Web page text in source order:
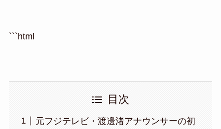
```html
目次
元フジテレビ・渡邊渚アナウンサーの初